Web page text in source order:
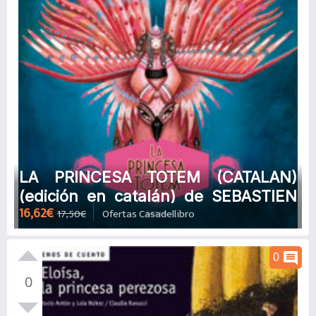
LA PRINCESA TOTEM (CATALAN)
(edición en catalán) de SEBASTIEN
PEREZ
16,62€ 17,50€ Ofertas Casadellibro
0
0 comment